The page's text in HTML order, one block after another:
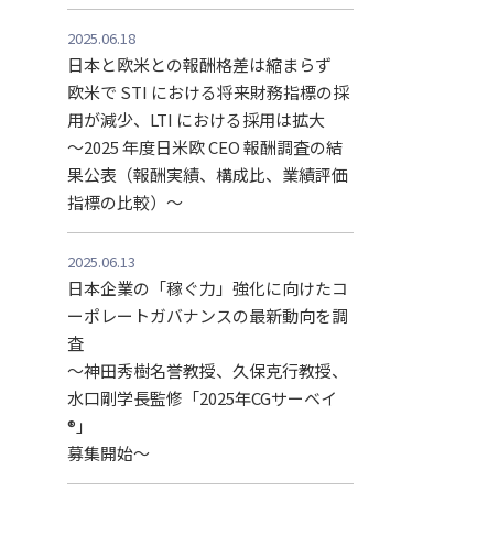
2025.06.18
日本と欧米との報酬格差は縮まらず
欧米で STI における将来財務指標の採
用が減少、LTI における採用は拡大
～2025 年度日米欧 CEO 報酬調査の結
果公表（報酬実績、構成比、業績評価
指標の比較）～
2025.06.13
日本企業の「稼ぐ力」強化に向けたコ
ーポレートガバナンスの最新動向を調
査
〜神田秀樹名誉教授、久保克行教授、
水口剛学長監修「2025年CGサーベイ
®」
募集開始〜